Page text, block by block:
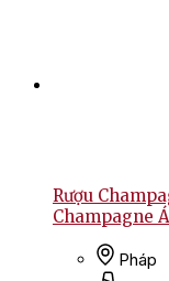
Rượu
Champagne
Pháp